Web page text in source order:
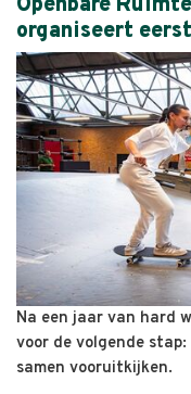
Openbare
organiseert
Na een jaar van hard
voor de volgende
samen vooruitkijken.